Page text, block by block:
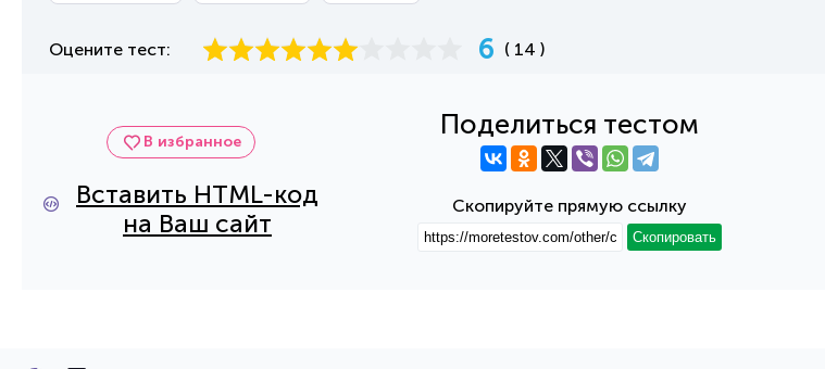
Оцените тест: 6 ( 14 )
В избранное
Вставить HTML-код
на Ваш сайт
Поделиться тестом
Скопируйте прямую ссылку
Скопировать